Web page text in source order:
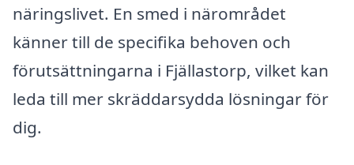
näringslivet. En smed i närområdet
känner till de specifika behoven och
förutsättningarna i Fjällastorp, vilket kan
leda till mer skräddarsydda lösningar för
dig.